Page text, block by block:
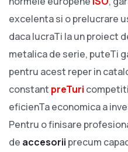
excelenta si o prelucrare
daca lucraTi la un proiect
metalica de serie, puteTi
pentru acest reper in
constant preTuri
eficienTa economica a
Pentru o finisare
de accesorii precum